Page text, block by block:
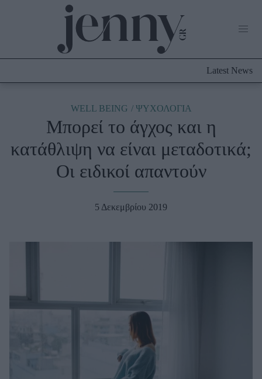
Culture
Fashion
Shopping
Beauty - Ομορφιά
Skincare
Well being
Latest News
WELL BEING ΨΥΧΟΛΟΓΙΑ
Μπορεί το άγχος και η
κατάθλιψη να είναι μεταδοτικά;
Οι ειδικοί απαντούν
5 Δεκεμβρίου 2019